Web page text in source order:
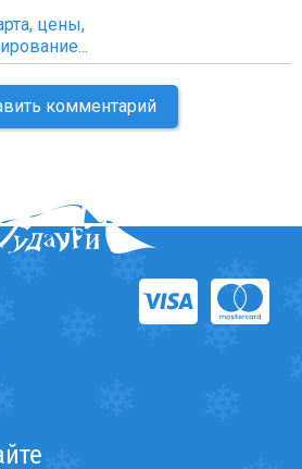
цены,
комментарий